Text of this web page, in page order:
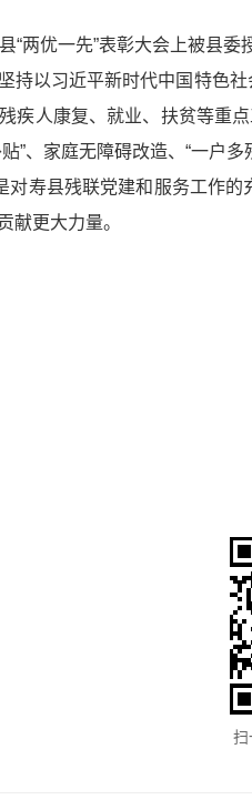
两优一先”表彰大会上被县委
持以习近平新时代中国特色
疾人康复、就业、扶贫等重
”、家庭无障碍改造、“一户
对寿县残联党建和服务工作
献更大力量。
扫